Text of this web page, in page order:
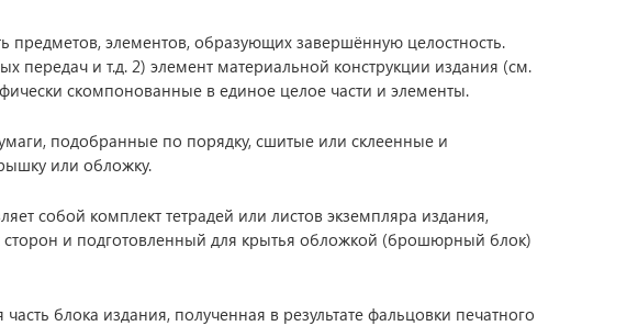
предметов, элементов, образующих завершённую целостность.
и т.д. 2) элемент материальной конструкции издания (см.
скомпонованные в единое целое части и элементы.
подобранные по порядку, сшитые или склеенные и
или обложку.
собой комплект тетрадей или листов экземпляра издания,
и подготовленный для крытья обложкой (брошюрный блок)
блока издания, полученная в результате фальцовки печатного